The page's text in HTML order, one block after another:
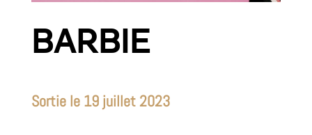
BARBIE
Sortie le 19 juillet 2023